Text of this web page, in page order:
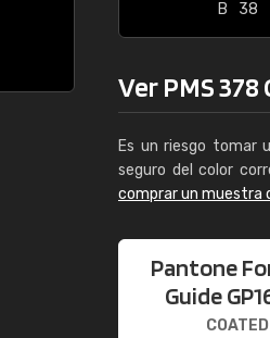
B
38
Ver PMS 378
Es un riesgo tomar
seguro del color
comprar un muestra
Pantone
Guide
COATED